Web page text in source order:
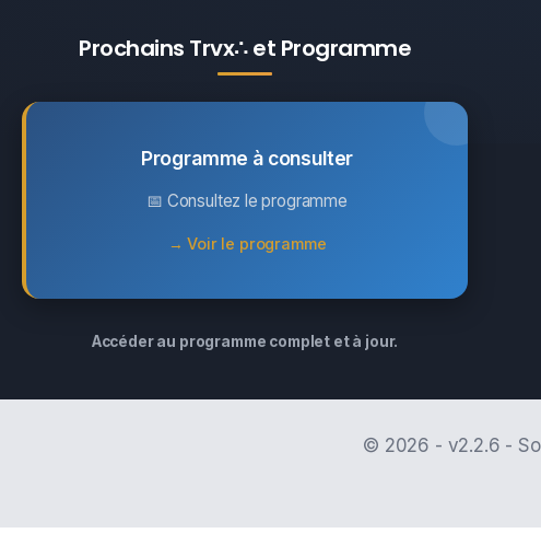
Prochains Trvx∴ et Programme
Programme à consulter
📅 Consultez le programme
→ Voir le programme
Accéder au programme complet et à jour.
© 2026 - v2.2.6 -